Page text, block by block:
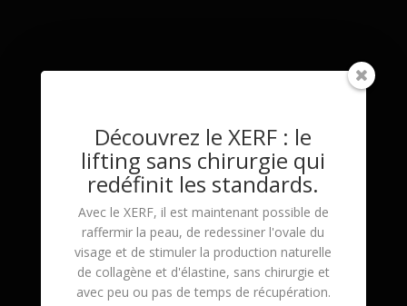
Découvrez le XERF : le
lifting sans chirurgie qui
redéfinit les standards.
Avec le XERF, il est maintenant possible de
raffermir la peau, de redessiner l'ovale du
visage et de stimuler la production naturelle
de collagène et d'élastine, sans chirurgie et
avec peu ou pas de temps de récupération.